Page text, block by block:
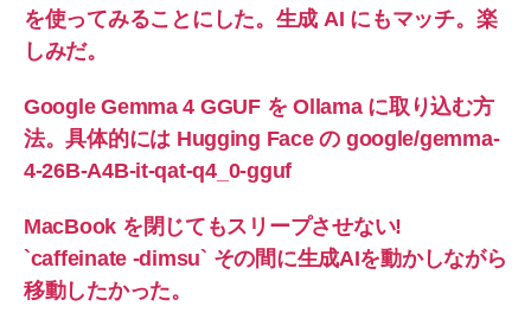
を使ってみることにした。生成 AI にもマッチ。楽
しみだ。
Google Gemma 4 GGUF を Ollama に取り込む方
法。具体的には Hugging Face の google/gemma-
4-26B-A4B-it-qat-q4_0-gguf
MacBook を閉じてもスリープさせない!
`caffeinate -dimsu` その間に生成AIを動かしながら
移動したかった。